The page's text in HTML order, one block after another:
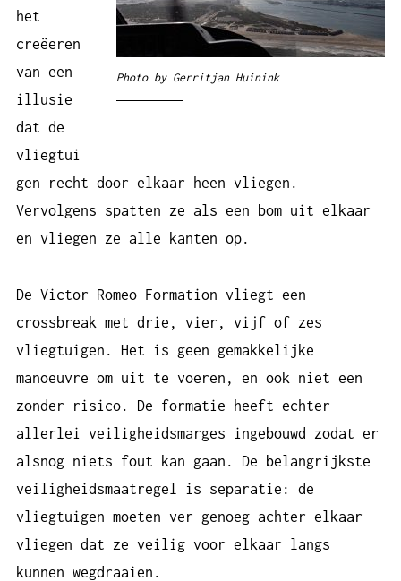
Photo by Gerritjan Huinink
het
creëeren
van een
illusie
dat de
vliegtui
gen recht door elkaar heen vliegen.
Vervolgens spatten ze als een bom uit elkaar
en vliegen ze alle kanten op.
De Victor Romeo Formation vliegt een
crossbreak met drie, vier, vijf of zes
vliegtuigen. Het is geen gemakkelijke
manoeuvre om uit te voeren, en ook niet een
zonder risico. De formatie heeft echter
allerlei veiligheidsmarges ingebouwd zodat er
alsnog niets fout kan gaan. De belangrijkste
veiligheidsmaatregel is separatie: de
vliegtuigen moeten ver genoeg achter elkaar
vliegen dat ze veilig voor elkaar langs
kunnen wegdraaien.